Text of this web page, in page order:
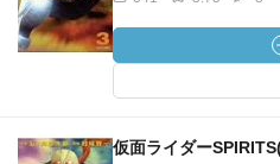
仮面ライダー